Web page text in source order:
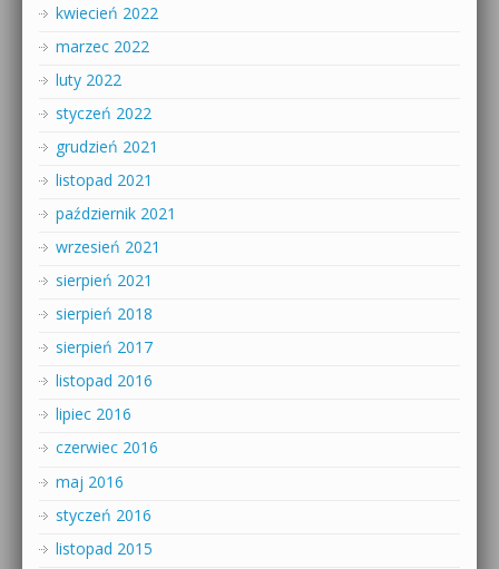
kwiecień 2022
marzec 2022
luty 2022
styczeń 2022
grudzień 2021
listopad 2021
październik 2021
wrzesień 2021
sierpień 2021
sierpień 2018
sierpień 2017
listopad 2016
lipiec 2016
czerwiec 2016
maj 2016
styczeń 2016
listopad 2015